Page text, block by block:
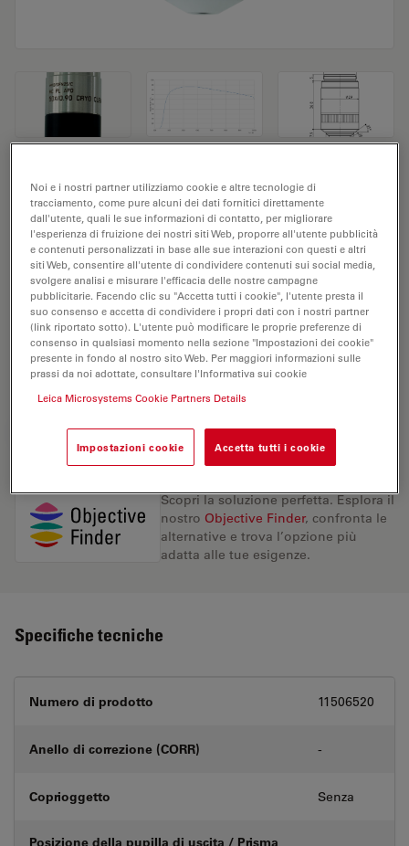
Obiettivo del microscopio HC PL APO
50x/0,90 CRYO CLEM
N. prodotto 11506520
L'obiettivo HC PL APO 50x/0,90 CRYO CLEM ha un
ingrandimento di 50X e un'apertura numerica di
0,9mm. Adatto per l'analisi dei campioni a secco, è
provvisto di filettatura M25, con una distanza di lavoro
libera di 0,28mm e un FN pari a 25.
RICHIESTA DI PREVENTIVO
Scopri la soluzione perfetta. Esplora il
nostro Objective Finder, confronta le
alternative e trova l’opzione più
adatta alle tue esigenze.
Specifiche tecniche
Numero di prodotto 11506520
Anello di correzione (CORR) -
Coprioggetto Senza
Posizione della pupilla di uscita / Prisma
Noi e i nostri partner utilizziamo cookie e altre tecnologie di
tracciamento, come pure alcuni dei dati fornitici direttamente
dall'utente, quali le sue informazioni di contatto, per migliorare
l'esperienza di fruizione dei nostri siti Web, proporre all'utente pubblicità
e contenuti personalizzati in base alle sue interazioni con questi e altri
siti Web, consentire all'utente di condividere contenuti sui social media,
svolgere analisi e misurare l'efficacia delle nostre campagne
pubblicitarie. Facendo clic su "Accetta tutti i cookie", l'utente presta il
suo consenso e accetta di condividere i propri dati con i nostri partner
(link riportato sotto). L'utente può modificare le proprie preferenze di
consenso in qualsiasi momento nella sezione "Impostazioni dei cookie"
presente in fondo al nostro sito Web. Per maggiori informazioni sulle
prassi da noi adottate, consultare l'Informativa sui cookie
Leica Microsystems Cookie Partners Details
Impostazioni cookie Accetta tutti i cookie